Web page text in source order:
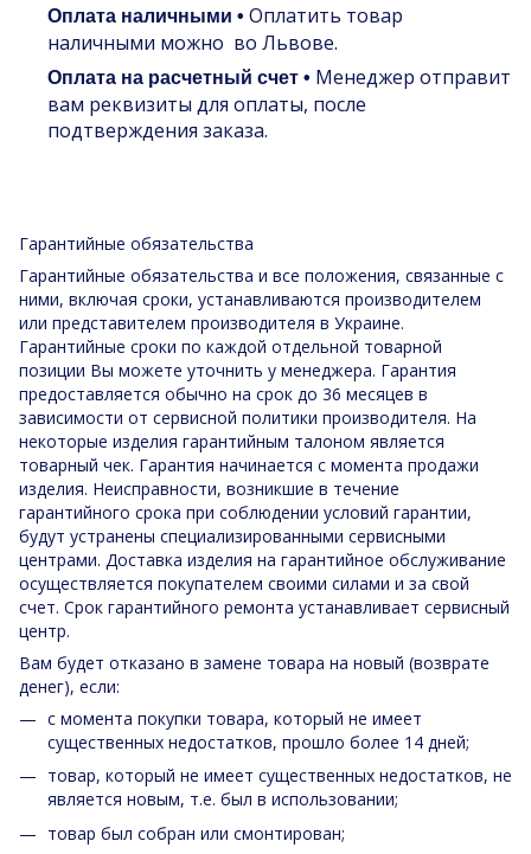
Оплата наличными • Оплатить товар
наличными можно во Львове.
Оплата на расчетный счет • Менеджер отправит
вам реквизиты для оплаты, после
подтверждения заказа.
Гарантийные обязательства
Гарантийные обязательства и все положения, связанные с
ними, включая сроки, устанавливаются производителем
или представителем производителя в Украине.
Гарантийные сроки по каждой отдельной товарной
позиции Вы можете уточнить у менеджера. Гарантия
предоставляется обычно на срок до 36 месяцев в
зависимости от сервисной политики производителя. На
некоторые изделия гарантийным талоном является
товарный чек. Гарантия начинается с момента продажи
изделия. Неисправности, возникшие в течение
гарантийного срока при соблюдении условий гарантии,
будут устранены специализированными сервисными
центрами. Доставка изделия на гарантийное обслуживание
осуществляется покупателем своими силами и за свой
счет. Срок гарантийного ремонта устанавливает сервисный
центр.
Вам будет отказано в замене товара на новый (возврате
денег), если:
с момента покупки товара, который не имеет
существенных недостатков, прошло более 14 дней;
товар, который не имеет существенных недостатков, не
является новым, т.е. был в использовании;
товар был собран или смонтирован;